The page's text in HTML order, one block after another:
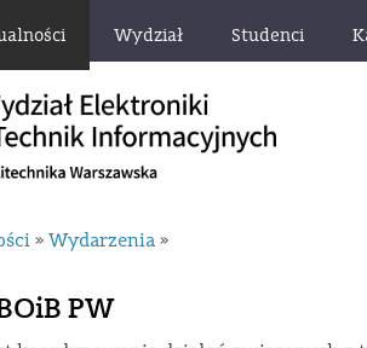
Wydział Studenci
» Wydarzenia »
PW